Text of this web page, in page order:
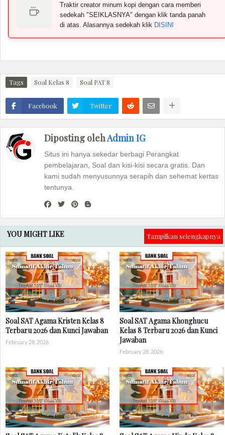
Traktir creator minum kopi dengan cara memberi
sedekah "SEIKLASNYA" dengan klik tanda panah
di atas. Alasannya sedekah klik DISINI
Tags Soal Kelas 8 Soal PAT 8
Facebook Twitter
Diposting olehAdmin IG
Situs ini hanya sekedar berbagi Perangkat
pembelajaran, Soal dan kisi-kisi secara gratis. Dan
kami sudah menyusunnya serapih dan sehemat kertas
tentunya.
YOU MIGHT LIKE Tampilkan selengkapnya
Soal SAT Agama Kristen Kelas 8
Terbaru 2026 dan Kunci Jawaban
February 28, 2026
Soal SAT Agama Khonghucu
Kelas 8 Terbaru 2026 dan Kunci
Jawaban
February 28, 2026